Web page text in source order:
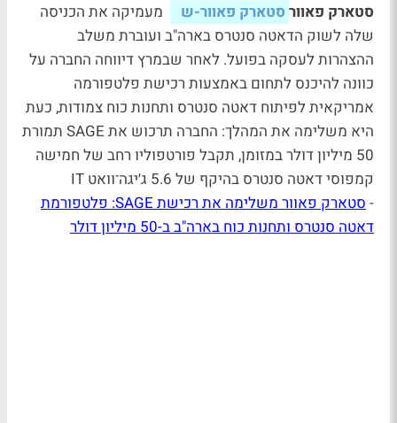
סטארק פאוור סטארק פאוור-ש
מעמיקה את הכניסה
שלה לשוק הדאטה סנטרס בארה"ב ועוברת משלב
ההצהרות לעסקה בפועל. לאחר שבמרץ דיווחה החברה על
כוונה להיכנס לתחום באמצעות רכישת פלטפורמה
אמריקאית לפיתוח דאטה סנטרס ותחנות כוח צמודות, כעת
היא משלימה את המהלך: החברה תרכוש את SAGE תמורת
50 מיליון דולר במזומן, תקבל פורטפוליו רחב של חמישה
קמפוסי דאטה סנטרס בהיקף של 5.6 ג׳יגה־וואט IT
-
סטארק פאוור משלימה את רכישת SAGE: פלטפורמת
דאטה סנטרס ותחנות כוח בארה"ב ב-50 מיליון דולר